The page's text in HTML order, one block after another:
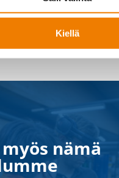
Kiellä
nämä